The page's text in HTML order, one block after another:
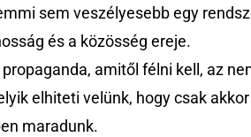
sem veszélyesebb egy
és a közösség ereje.
propaganda, amitől félni kell, az
elhiteti velünk, hogy csak
maradunk.